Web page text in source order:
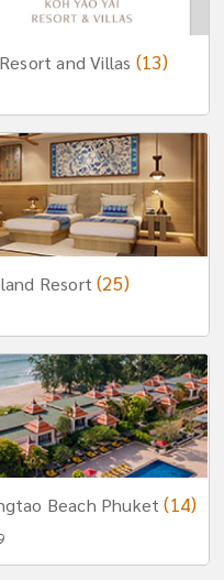
and Villas (13)
Resort(25)
Beach Phuket(14)